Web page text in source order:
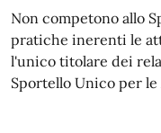
Non competono allo
pratiche inerenti le
l'unico titolare dei
Sportello Unico per